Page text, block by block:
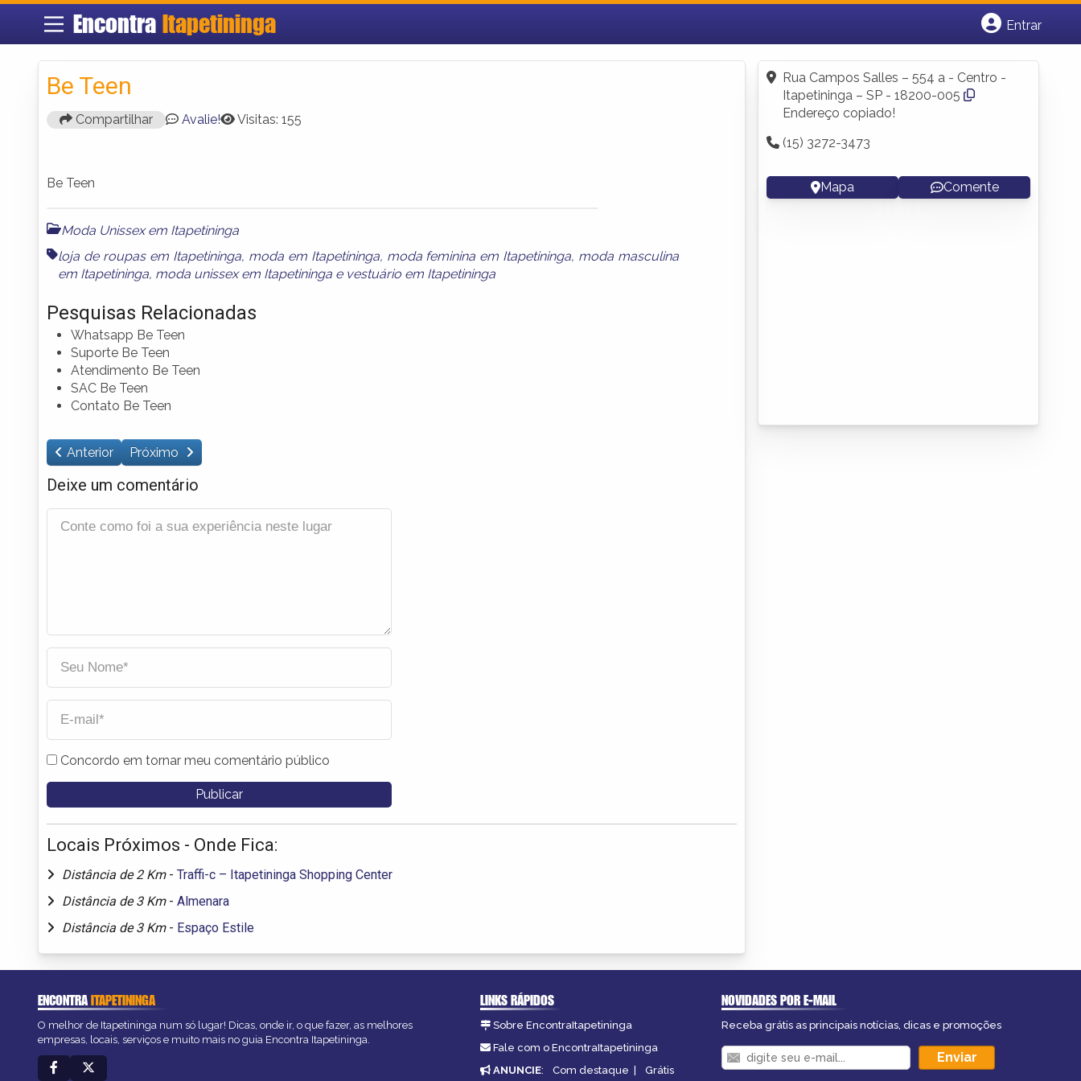
Encontra Itapetininga
Entrar
Fazer login
Criar conta
Be Teen
Compartilhar Avalie! Visitas: 155
Be Teen
Moda Unissex em Itapetininga
loja de roupas em Itapetininga, moda em Itapetininga, moda feminina em Itapetininga, moda masculina
em Itapetininga, moda unissex em Itapetininga e vestuário em Itapetininga
Pesquisas Relacionadas
Whatsapp Be Teen
Suporte Be Teen
Atendimento Be Teen
SAC Be Teen
Contato Be Teen
Anterior Próximo
Deixe um comentário
Concordo em tornar meu comentário público
Locais Próximos - Onde Fica:
Distância de 2 Km - Traffi-c – Itapetininga Shopping Center
Distância de 3 Km - Almenara
Distância de 3 Km - Espaço Estile
Rua Campos Salles – 554 a - Centro -
Itapetininga – SP - 18200-005
Endereço copiado!
(15) 3272-3473
Mapa Comente
ENCONTRAITAPETININGA
O melhor de Itapetininga num só lugar! Dicas, onde ir, o que fazer, as melhores
empresas, locais, serviços e muito mais no guia Encontra Itapetininga.
LINKS RÁPIDOS
Sobre EncontraItapetininga
Fale com o EncontraItapetininga
ANUNCIE: Com destaque | Grátis
NOVIDADES POR E-MAIL
Receba grátis as principais notícias, dicas e promoções